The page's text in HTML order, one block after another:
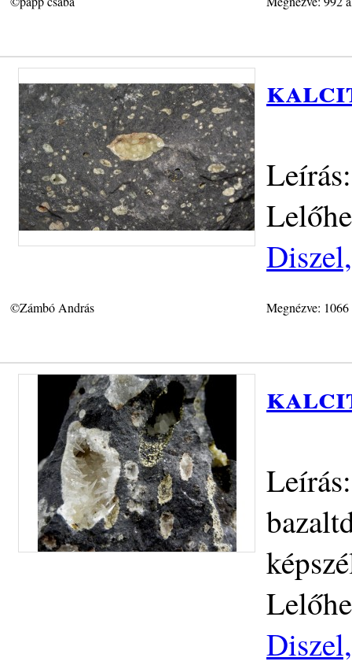
©Zámbó András Megnézve: